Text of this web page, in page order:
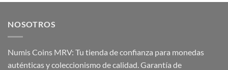
NOSOTROS
Numis Coins MRV: Tu tienda de confianza para monedas
auténticas y coleccionismo de calidad. Garantía de